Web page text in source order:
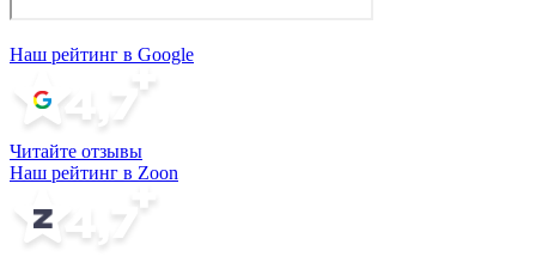
Наш рейтинг в Google
Читайте отзывы
Наш рейтинг в Zoon